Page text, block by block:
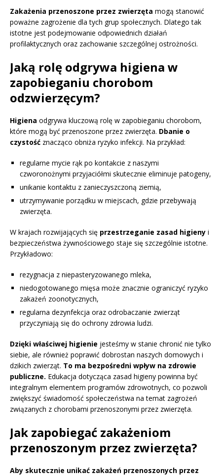
Zakażenia przenoszone przez zwierzęta mogą stanowić
poważne zagrożenie dla tych grup społecznych. Dlatego tak
istotne jest podejmowanie odpowiednich działań
profilaktycznych oraz zachowanie szczególnej ostrożności.
Jaką rolę odgrywa higiena w
zapobieganiu chorobom
odzwierzęcym?
Higiena odgrywa kluczową rolę w zapobieganiu chorobom,
które mogą być przenoszone przez zwierzęta. Dbanie o
czystość znacząco obniża ryzyko infekcji. Na przykład:
regularne mycie rąk po kontakcie z naszymi
czworonożnymi przyjaciółmi skutecznie eliminuje patogeny,
unikanie kontaktu z zanieczyszczoną ziemią,
utrzymywanie porządku w miejscach, gdzie przebywają
zwierzęta.
W krajach rozwijających się przestrzeganie zasad higieny i
bezpieczeństwa żywnościowego staje się szczególnie istotne.
Przykładowo:
rezygnacja z niepasteryzowanego mleka,
niedogotowanego mięsa może znacznie ograniczyć ryzyko
zakażeń zoonotycznych,
regularna dezynfekcja oraz odrobaczanie zwierząt
przyczyniają się do ochrony zdrowia ludzi.
Dzięki właściwej higienie jesteśmy w stanie chronić nie tylko
siebie, ale również poprawić dobrostan naszych domowych i
dzikich zwierząt. To ma bezpośredni wpływ na zdrowie
publiczne. Edukacja dotycząca zasad higieny powinna być
integralnym elementem programów zdrowotnych, co pozwoli
zwiększyć świadomość społeczeństwa na temat zagrożeń
związanych z chorobami przenoszonymi przez zwierzęta.
Jak zapobiegać zakażeniom
przenoszonym przez zwierzęta?
Aby skutecznie unikać zakażeń przenoszonych przez